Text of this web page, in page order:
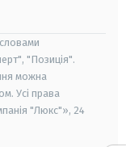
"Позиція".
можна
Усі права
"Люкс"», 24